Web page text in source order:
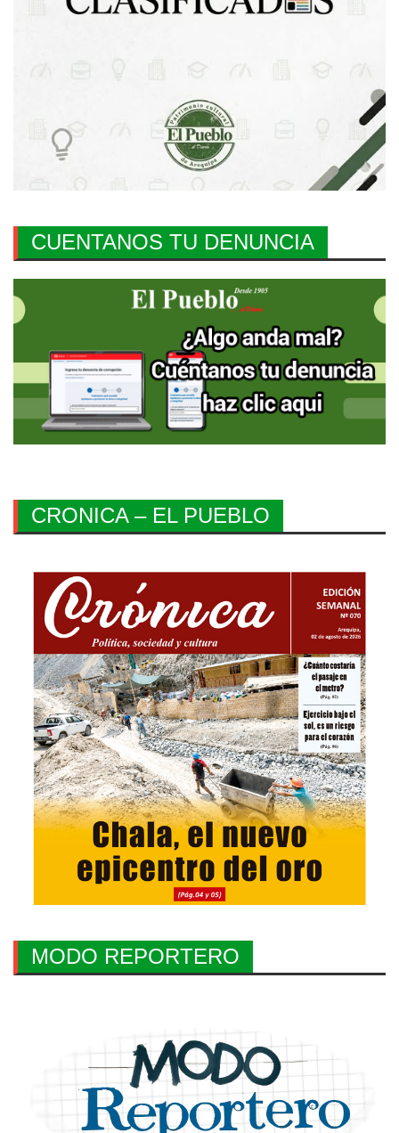
CUENTANOS TU DENUNCIA
CRONICA – EL PUEBLO
MODO REPORTERO